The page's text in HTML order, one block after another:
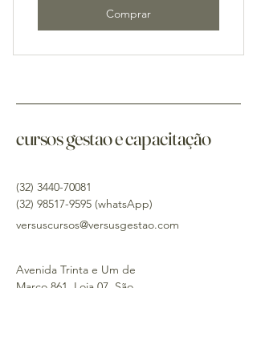
Comprar
cursos gestao e capacitação
(32) 3440-70081
(32) 98517-9595 (whatsApp)
versuscursos@versusgestao.com
Avenida Trinta e Um de
Março 861, Loja 07, São